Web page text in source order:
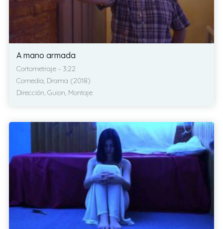
A mano armada
Cortometraje - 3:22
Comedia, Drama (2018)
Dirección, Guion, Montaje